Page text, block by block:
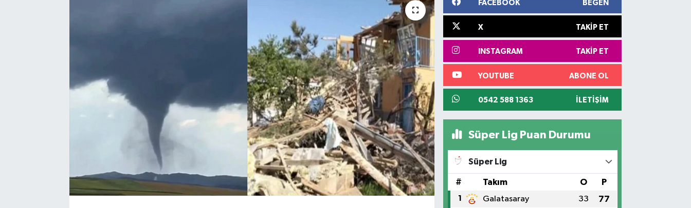
FACEBOOK BEĞEN
X TAKIP ET
INSTAGRAM TAKIP ET
YOUTUBE ABONE OL
0542 588 1363 İLETIŞIM
Süper Lig Puan Durumu
Süper Lig
# Takım O P
1 Galatasaray 33 77